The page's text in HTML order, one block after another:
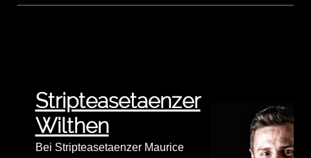
Stripteasetaenzer
Wilthen
Bei Stripteasetaenzer Maurice